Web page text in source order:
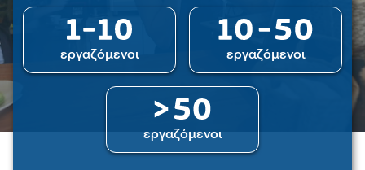
εργαζόμενοι εργαζόμενοι
εργαζόμενοι